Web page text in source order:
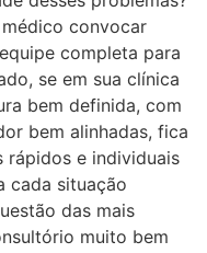
convocar
completa para
se em sua clínica
bem definida, com
bem alinhadas, fica
rápidos e individuais
cada situação
das mais
muito bem